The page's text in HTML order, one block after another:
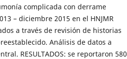
complicada con derrame
– diciembre 2015 en el HNJMR
a través de revisión de historias
Análisis de datos a
RESULTADOS: se reportaron 580